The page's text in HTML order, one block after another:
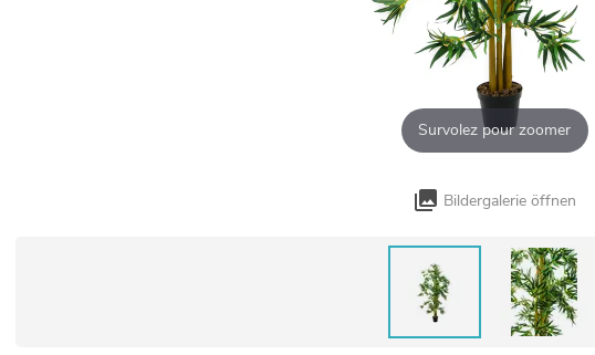
Survolez pour zoomer
Bildergalerie öffnen